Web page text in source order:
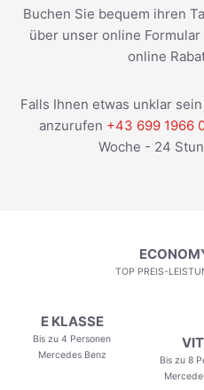
Buchen Sie bequem ihren
über unser online
online
Falls Ihnen etwas unklar
anzurufen +43 699 1966
Woche - 24
TOP PREIS-
E KLASSE
Bis zu 4 Personen
Mercedes Benz
Bis zu 8